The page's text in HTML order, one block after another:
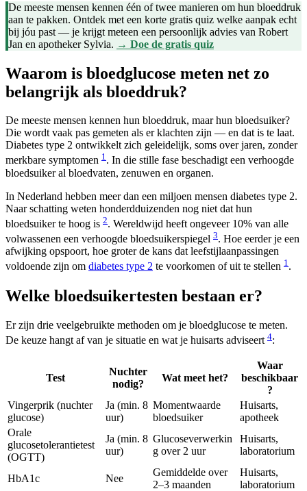
De meeste mensen kennen één of twee manieren om hun bloeddruk
aan te pakken. Ontdek met een korte gratis quiz welke aanpak echt
bij jóu past — je krijgt meteen een persoonlijk advies van Robert
Jan en apotheker Sylvia. → Doe de gratis quiz
Waarom is bloedglucose meten net zo
belangrijk als bloeddruk?
De meeste mensen kennen hun bloeddruk, maar hun bloedsuiker?
Die wordt vaak pas gemeten als er klachten zijn — en dat is te laat.
Diabetes type 2 ontwikkelt zich geleidelijk, soms over jaren, zonder
merkbare symptomen 1. In die stille fase beschadigt een verhoogde
bloedsuiker al bloedvaten, zenuwen en organen.
In Nederland hebben meer dan een miljoen mensen diabetes type 2.
Naar schatting weten honderdduizenden nog niet dat hun
bloedsuiker te hoog is 2. Wereldwijd heeft ongeveer 10% van alle
volwassenen een verhoogde bloedsuikerspiegel 3. Hoe eerder je een
afwijking opspoort, hoe groter de kans dat leefstijlaanpassingen
voldoende zijn om diabetes type 2 te voorkomen of uit te stellen 1.
Welke bloedsuikertesten bestaan er?
Er zijn drie veelgebruikte methoden om je bloedglucose te meten.
De keuze hangt af van je situatie en wat je huisarts adviseert 4:
Test
Nuchter
nodig?
Wat meet het?
Waar
beschikbaar
?
Vingerprik (nuchter
glucose)
Ja (min. 8
uur)
Momentwaarde
bloedsuiker
Huisarts,
apotheek
Orale
glucosetolerantietest
(OGTT)
Ja (min. 8
uur)
Glucoseverwerkin
g over 2 uur
Huisarts,
laboratorium
HbA1c Nee
Gemiddelde over
2–3 maanden
Huisarts,
laboratorium